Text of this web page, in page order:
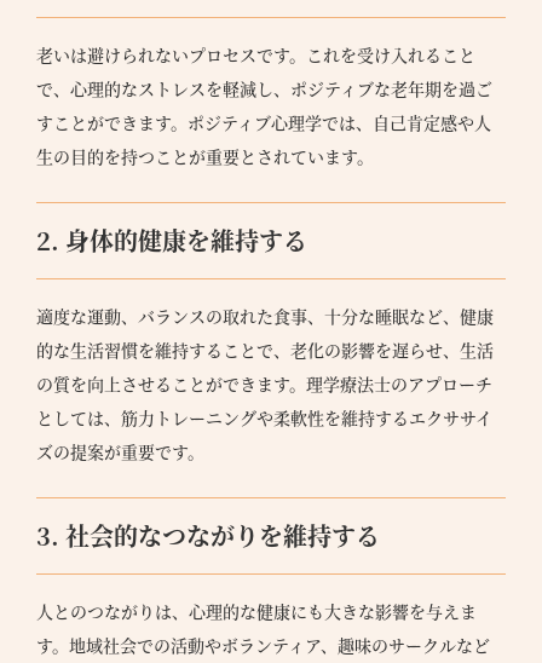
老いは避けられないプロセスです。これを受け入れること
で、心理的なストレスを軽減し、ポジティブな老年期を過ご
すことができます。ポジティブ心理学では、自己肯定感や人
生の目的を持つことが重要とされています。
2. 身体的健康を維持する
適度な運動、バランスの取れた食事、十分な睡眠など、健康
的な生活習慣を維持することで、老化の影響を遅らせ、生活
の質を向上させることができます。理学療法士のアプローチ
としては、筋力トレーニングや柔軟性を維持するエクササイ
ズの提案が重要です。
3. 社会的なつながりを維持する
人とのつながりは、心理的な健康にも大きな影響を与えま
す。地域社会での活動やボランティア、趣味のサークルなど